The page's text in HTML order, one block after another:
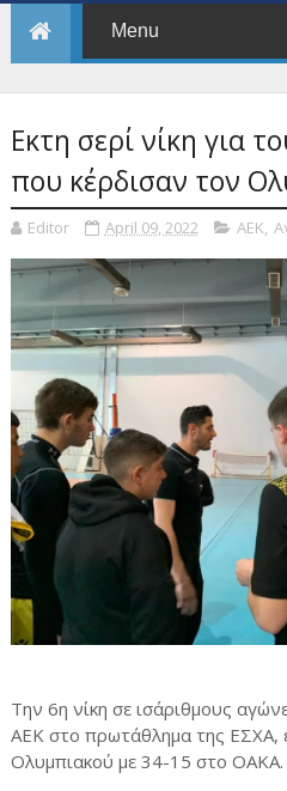
Εκτη σερί νίκη για
που κέρδισαν τον
Editor April 09, 2022 ΑΕΚ,
Την 6η νίκη σε ισάριθμους
ΑΕΚ στο πρωτάθλημα της ΕΣΧΑ,
Ολυμπιακού με 34-15 στο ΟΑΚΑ.